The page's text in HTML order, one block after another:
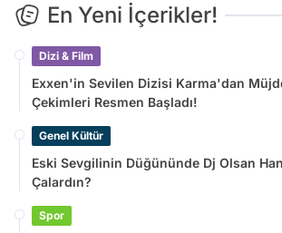
En Yeni İçerikler!
Dizi & Film
Exxen'in Sevilen Dizisi Karma'dan
Çekimleri Resmen Başladı!
Genel Kültür
Eski Sevgilinin Düğününde Dj Olsan
Çalardın?
Spor